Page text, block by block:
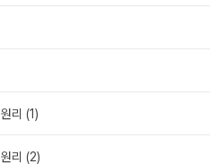
리 (1)
리 (2)